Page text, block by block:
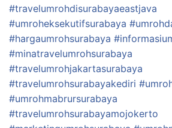
#travelumrohdisurabayaeastjava
#umroheksekutifsurabaya
#hargaumrohsurabaya
#minatravelumrohsurabaya
#travelumrohjakartasurabaya
#travelumrohsurabayakediri
#umrohmabrursurabaya
#travelumrohsurabayamojokerto